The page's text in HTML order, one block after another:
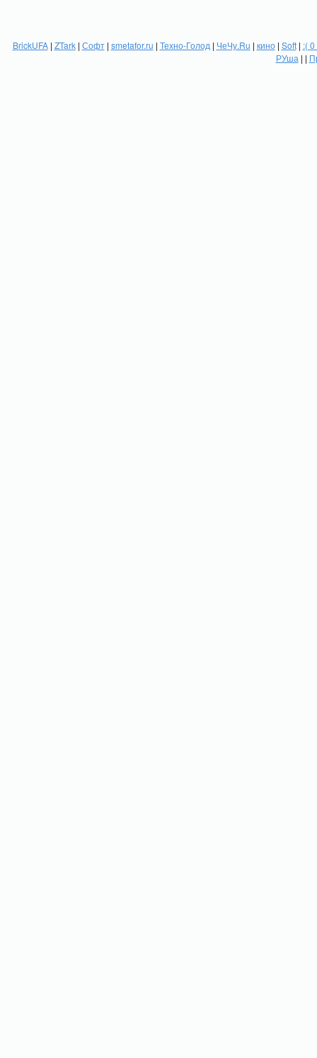
BrickUFA| ZTark| Софт| smetafor.ru | Техно-Голод | ЧеЧу.Ru | кино| Soft| :(
РУша | |